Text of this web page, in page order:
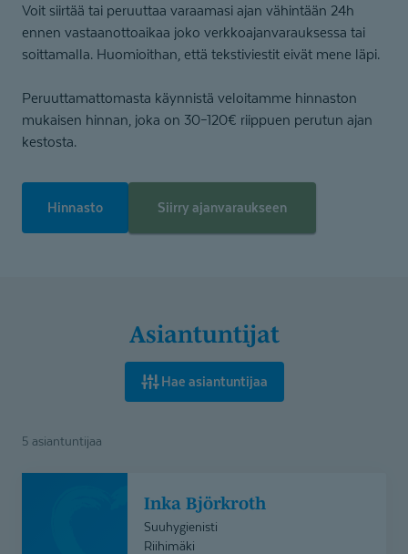
Voit siirtää tai peruuttaa varaamasi ajan vähintään 24h
ennen vastaanottoaikaa joko verkkoajanvarauksessa tai
soittamalla. Huomioithan, että tekstiviestit eivät mene läpi.
Peruuttamattomasta käynnistä veloitamme hinnaston
mukaisen hinnan, joka on 30–120€ riippuen perutun ajan
kestosta.
Hinnasto Siirry ajanvaraukseen
Asiantuntijat
Hae asiantuntijaa
5 asiantuntijaa
Inka Björkroth
Suuhygienisti
Riihimäki